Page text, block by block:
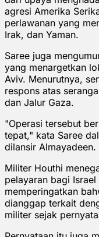
agresi Amerika
perlawanan yang
Irak, dan Yaman.
Saree juga
yang menargetkan
Aviv. Menurutnya,
respons atas
dan Jalur Gaza.
"Operasi tersebut
tepat," kata Saree
dilansir Almayadeen.
Militer Houthi
pelayaran bagi
memperingatkan
dianggap terkait
militer sejak